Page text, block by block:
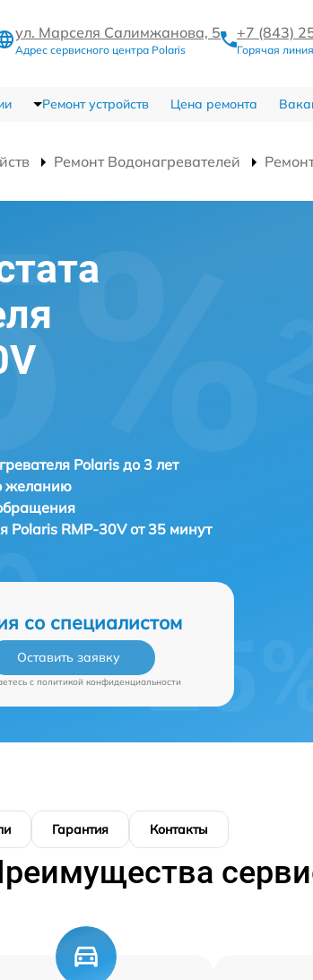
ул. Марселя Салимжанова, 5
Адрес сервисного центра Polaris
+7 (843)
Горячая линия
Ремонт устройств Цена ремонта
Ремонт Водонагревателей
Polaris до 3 лет
желанию
Polaris RMP-30V от 35 минут
со специалистом
Оставить заявку
c политикой конфиденциальности
Гарантия Контакты